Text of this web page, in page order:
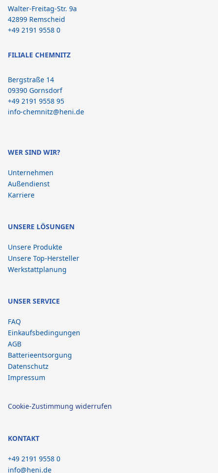
Walter-Freitag-Str. 9a
42899 Remscheid
+49 2191 9558 0
FILIALE CHEMNITZ
Bergstraße 14
09390 Gornsdorf
+49 2191 9558 95
info-chemnitz@heni.de
WER SIND WIR?
Unternehmen
Außendienst
Karriere
UNSERE LÖSUNGEN
Unsere Produkte
Unsere Top-Hersteller
Werkstattplanung
UNSER SERVICE
FAQ
Einkaufsbedingungen
AGB
Batterieentsorgung
Datenschutz
Impressum
Cookie-Zustimmung widerrufen
KONTAKT
+49 2191 9558 0
info@heni.de